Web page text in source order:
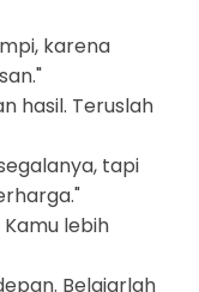
karena
hasil. Teruslah
tapi
lebih
Belajarlah